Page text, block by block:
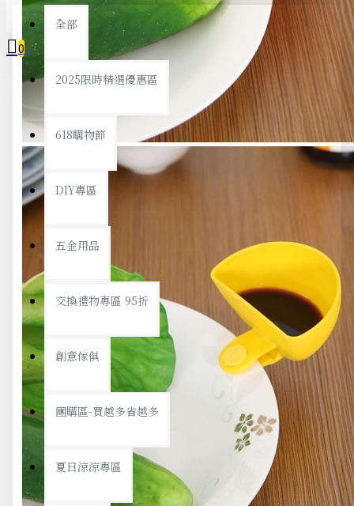
全部
2025限時精選優惠區
618購物節
DIY專區
五金用品
交換禮物專區 95折
創意傢俱
團購區-買越多省越多
夏日涼涼專區
0
您的購物車內沒有商品！